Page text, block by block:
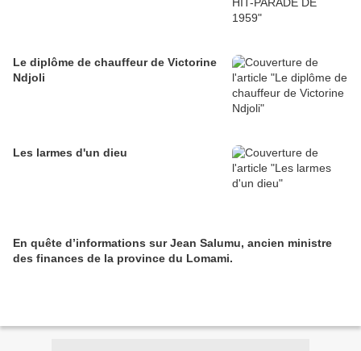
Le diplôme de chauffeur de Victorine
Ndjoli
Les larmes d'un dieu
En quête d’informations sur Jean Salumu, ancien ministre
des finances de la province du Lomami.